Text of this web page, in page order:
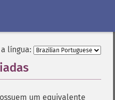
língua:
um equivalente